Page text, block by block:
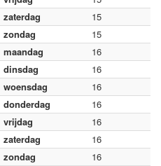
zaterdag
15
zondag
15
maandag
16
dinsdag
16
woensdag
16
donderdag
16
vrijdag
16
zaterdag
16
zondag
16